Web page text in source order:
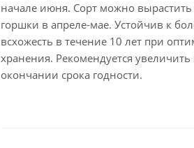
начале июня. Сорт можно вырастить
горшки в апреле-мае. Устойчив к
всхожесть в течение 10 лет при
хранения. Рекомендуется
окончании срока годности.